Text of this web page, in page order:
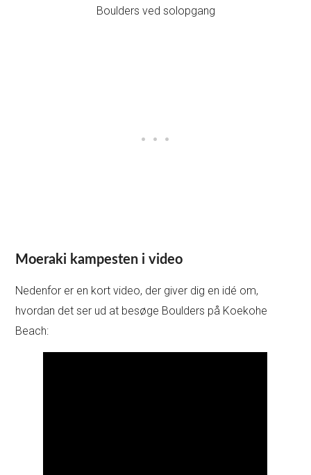
Moeraki kampesten i video
Nedenfor er en kort video, der giver dig en idé om,
hvordan det ser ud at besøge Boulders på Koekohe
Beach: